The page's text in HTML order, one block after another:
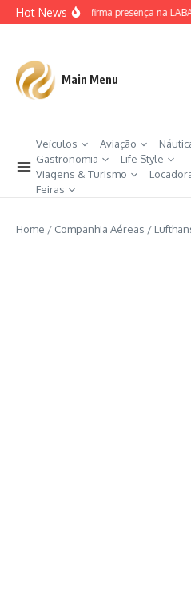
Ir para o conteúdo
Hot NewsAERA Confirma presença na
Main Menu
Veículos Aviação
Gastronomia
Life Style
Viagens & Turismo
Feiras
Home / Companhia Aéreas /